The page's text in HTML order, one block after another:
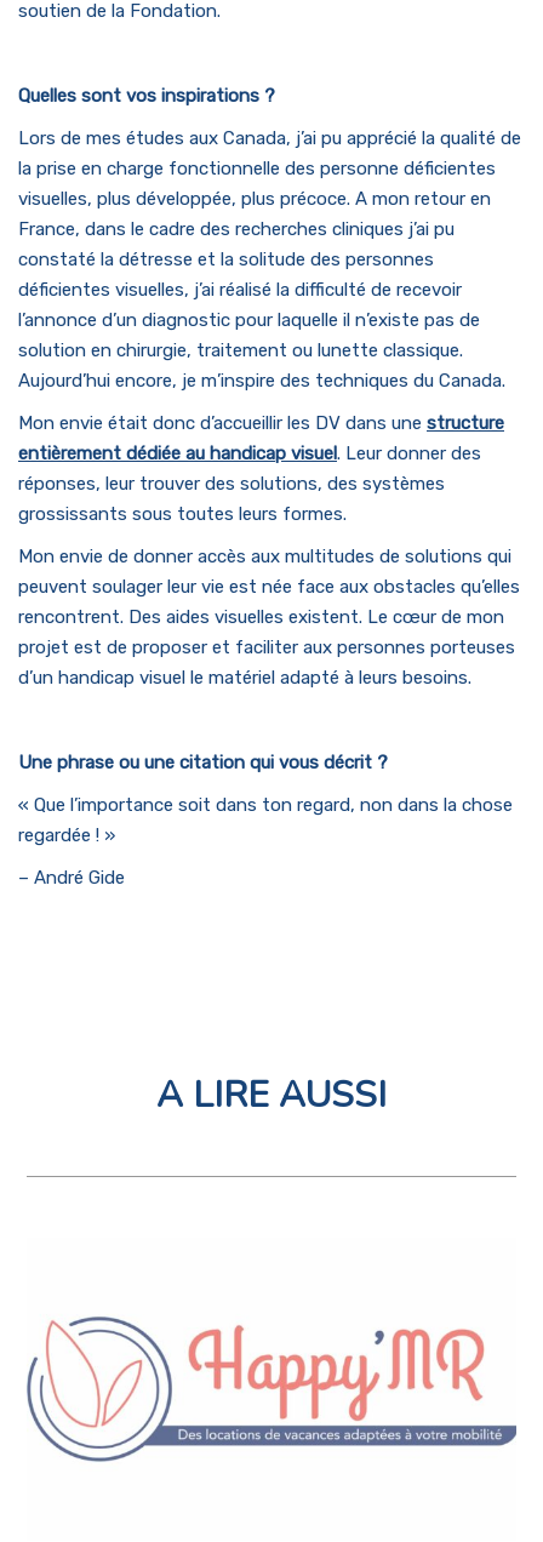
soutien de la Fondation.
Quelles sont vos inspirations ?
Lors de mes études aux Canada, j’ai pu apprécié la qualité de
la prise en charge fonctionnelle des personne déficientes
visuelles, plus développée, plus précoce. A mon retour en
France, dans le cadre des recherches cliniques j’ai pu
constaté la détresse et la solitude des personnes
déficientes visuelles, j’ai réalisé la difficulté de recevoir
l’annonce d’un diagnostic pour laquelle il n’existe pas de
solution en chirurgie, traitement ou lunette classique.
Aujourd’hui encore, je m’inspire des techniques du Canada.
Mon envie était donc d’accueillir les DV dans une structure
entièrement dédiée au handicap visuel. Leur donner des
réponses, leur trouver des solutions, des systèmes
grossissants sous toutes leurs formes.
Mon envie de donner accès aux multitudes de solutions qui
peuvent soulager leur vie est née face aux obstacles qu’elles
rencontrent. Des aides visuelles existent. Le cœur de mon
projet est de proposer et faciliter aux personnes porteuses
d’un handicap visuel le matériel adapté à leurs besoins.
Une phrase ou une citation qui vous décrit ?
« Que l’importance soit dans ton regard, non dans la chose
regardée ! »
– André Gide
A LIRE AUSSI